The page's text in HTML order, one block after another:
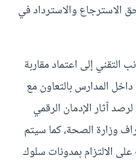
الاسترجاع والاسترداد في
التقني إلى اعتماد مقاربة
المدارس بالتعاون مع
آثار الإدمان الرقمي
وزارة الصحة، كما سيتم
الالتزام بمدونات سلوك